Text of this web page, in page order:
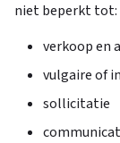
niet beperkt tot:
verkoop en
vulgaire of
sollicitatie